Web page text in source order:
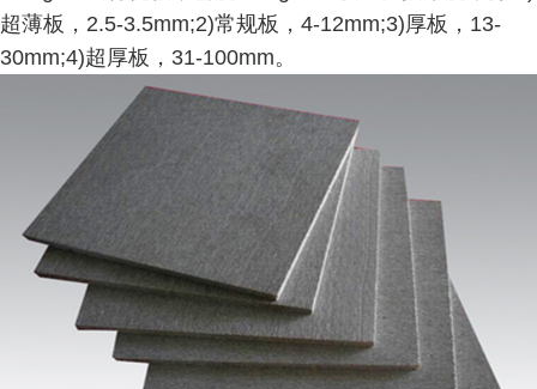
超薄板，2.5-3.5mm;2)常规板，4-12mm;3)厚板，13-
30mm;4)超厚板，31-100mm。